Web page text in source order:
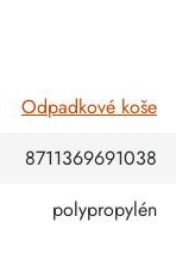
Odpadkové koše
8711369691038
polypropylén